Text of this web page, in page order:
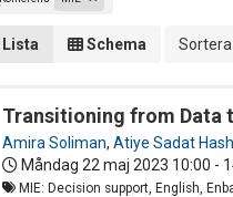
Lista Schema
Transitioning from Data
Amira Soliman, Atiye Sadat
Måndag 22 maj 2023 10:00 -
MIE: Decision support, English,